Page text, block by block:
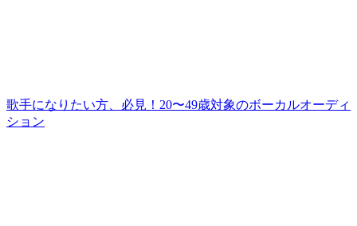
歌手になりたい方、必見！20〜49歳対象のボーカルオーディ
ション